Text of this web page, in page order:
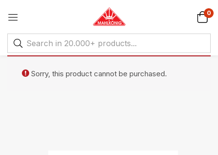
0
Sorry, this product cannot be purchased.